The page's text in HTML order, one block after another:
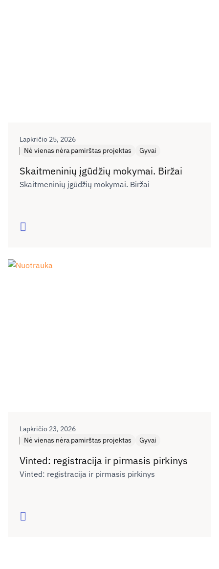
Lapkričio 25, 2026
Nė vienas nėra pamirštas projektas
Gyvai
Skaitmeninių įgūdžių mokymai. Biržai
Skaitmeninių įgūdžių mokymai. Biržai
Skaityti
Lapkričio 23, 2026
Nė vienas nėra pamirštas projektas
Gyvai
Vinted: registracija ir pirmasis pirkinys
Vinted: registracija ir pirmasis pirkinys
Skaityti